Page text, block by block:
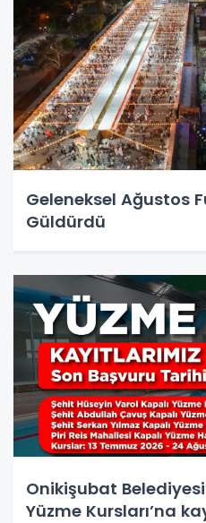
Geleneksel Ağustos
Güldürdü
Onikişubat
Yüzme Kursları’na